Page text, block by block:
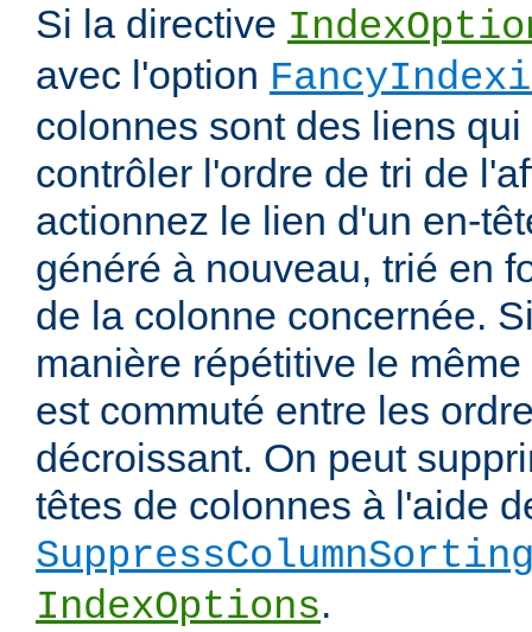
Si la directive
avec l'option
colonnes sont des liens
contrôler l'ordre de tri de
actionnez le lien d'un en-
généré à nouveau, trié en
de la colonne concernée.
manière répétitive le
est commuté entre les
décroissant. On peut
têtes de colonnes à l'aide
IndexOptions.